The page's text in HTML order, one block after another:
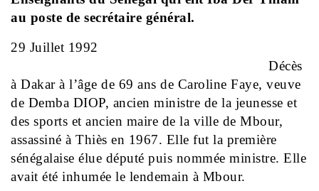
au poste de secrétaire général.
29 Juillet 1992
Décès
à Dakar à l’âge de 69 ans de Caroline Faye, veuve
de Demba DIOP, ancien ministre de la jeunesse et
des sports et ancien maire de la ville de Mbour,
assassiné à Thiès en 1967. Elle fut la première
sénégalaise élue député puis nommée ministre. Elle
avait été inhumée le lendemain à Mbour.